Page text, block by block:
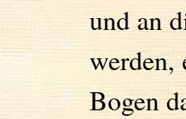
und an
werden,
Bogen